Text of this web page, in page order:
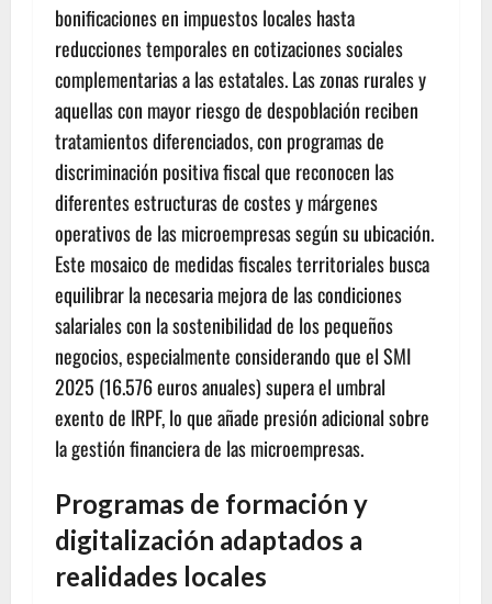
bonificaciones en impuestos locales hasta
reducciones temporales en cotizaciones sociales
complementarias a las estatales. Las zonas rurales y
aquellas con mayor riesgo de despoblación reciben
tratamientos diferenciados, con programas de
discriminación positiva fiscal que reconocen las
diferentes estructuras de costes y márgenes
operativos de las microempresas según su ubicación.
Este mosaico de medidas fiscales territoriales busca
equilibrar la necesaria mejora de las condiciones
salariales con la sostenibilidad de los pequeños
negocios, especialmente considerando que el SMI
2025 (16.576 euros anuales) supera el umbral
exento de IRPF, lo que añade presión adicional sobre
la gestión financiera de las microempresas.
Programas de formación y
digitalización adaptados a
realidades locales